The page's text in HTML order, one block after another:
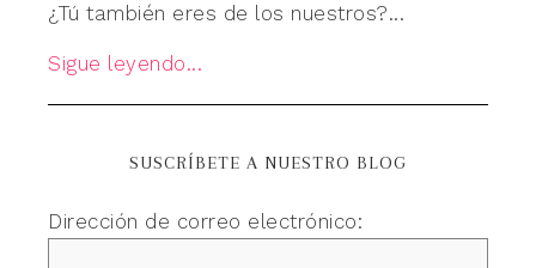
¿Tú también eres de los nuestros?...
Sigue leyendo...
SUSCRÍBETE A NUESTRO BLOG
Dirección de correo electrónico: